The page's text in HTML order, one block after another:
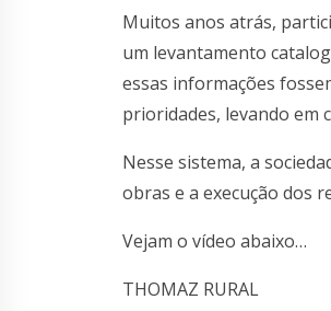
Muitos anos atrás,
um levantamento
essas informações
prioridades, levando em
Nesse sistema, a
obras e a execução dos
Vejam o vídeo abaixo…
THOMAZ RURAL